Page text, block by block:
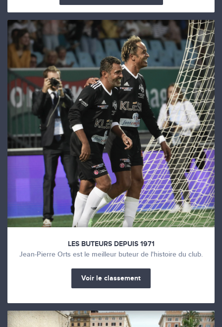
LES BUTEURS DEPUIS 1971
Jean-Pierre Orts est le meilleur buteur de l'histoire du club.
Voir le classement